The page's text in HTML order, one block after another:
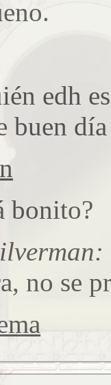
edh
buen
bonito?
no se